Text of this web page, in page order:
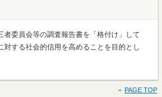
委員会等の調査報告書を「格付け」して
する社会的信用を高めることを目的とし
PAGE TOP